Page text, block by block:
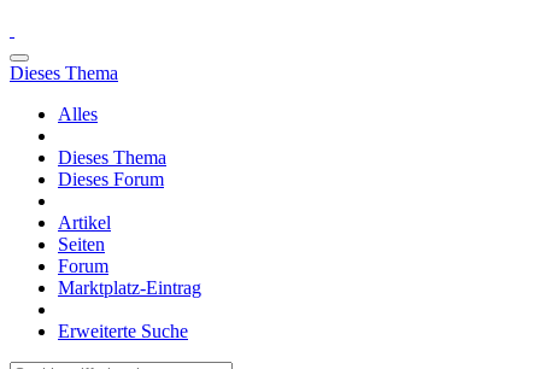
Dieses Thema
Alles
Dieses Thema
Dieses Forum
Artikel
Seiten
Forum
Marktplatz-Eintrag
Erweiterte Suche